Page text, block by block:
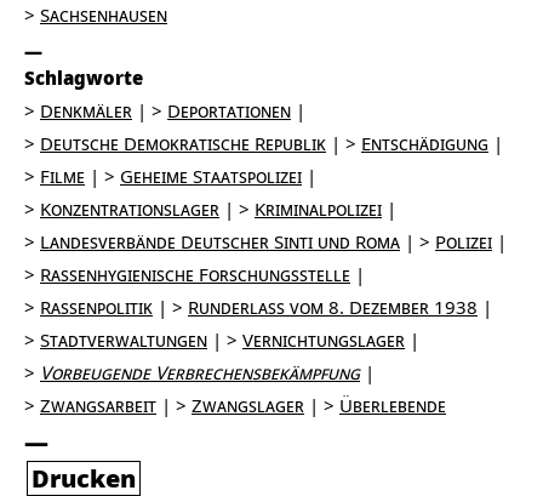
Sachsenhausen
Schlagworte
Denkmäler
Deportationen
Deutsche Demokratische Republik
Entschädigung
Filme
Geheime Staatspolizei
Konzentrationslager
Kriminalpolizei
Landesverbände Deutscher Sinti und Roma
Polizei
Rassenhygienische Forschungsstelle
Rassenpolitik
Runderlass vom 8. Dezember 1938
Stadtverwaltungen
Vernichtungslager
Vorbeugende Verbrechensbekämpfung
Zwangsarbeit
Zwangslager Überlebende
Drucken